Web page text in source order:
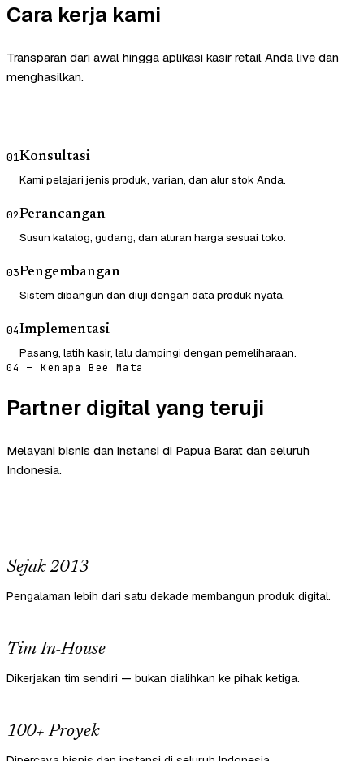
Cara kerja kami
Transparan dari awal hingga aplikasi kasir retail Anda live dan
menghasilkan.
01Konsultasi
Kami pelajari jenis produk, varian, dan alur stok Anda.
02Perancangan
Susun katalog, gudang, dan aturan harga sesuai toko.
03Pengembangan
Sistem dibangun dan diuji dengan data produk nyata.
04Implementasi
Pasang, latih kasir, lalu dampingi dengan pemeliharaan.
04 — Kenapa Bee Mata
Partner digital yang teruji
Melayani bisnis dan instansi di Papua Barat dan seluruh
Indonesia.
Sejak 2013
Pengalaman lebih dari satu dekade membangun produk digital.
Tim In-House
Dikerjakan tim sendiri — bukan dialihkan ke pihak ketiga.
100+ Proyek